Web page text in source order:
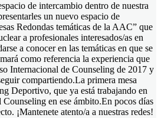
de intercambio dentro de nuestra
un nuevo espacio de
Redondas temáticas de la AAC” que
a profesionales interesados/as en
a conocer en las temáticas en que se
como referencia la experiencia que
Internacional de Counseling de 2017 y
compartiendo.La primera mesa
Deportivo, que ya está trabajando en
en ese ámbito.En pocos días
¡Mantenete atento/a a nuestras redes!